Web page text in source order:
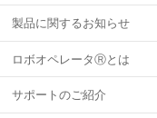
製品に関するお知らせ
ロボオペレータⓇとは
サポートのご紹介